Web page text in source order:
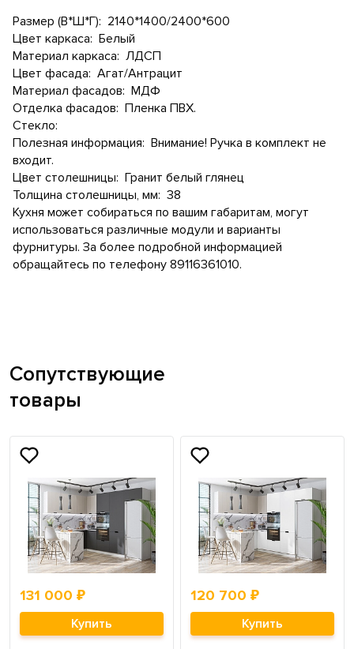
Размер (В*Ш*Г): 2140*1400/2400*600
Цвет каркаса: Белый
Материал каркаса: ЛДСП
Цвет фасада: Агат/Антрацит
Материал фасадов: МДФ
Отделка фасадов: Пленка ПВХ.
Стекло:
Полезная информация: Внимание! Ручка в комплект не
входит.
Цвет столешницы: Гранит белый глянец
Толщина столешницы, мм: 38
Кухня может собираться по вашим габаритам, могут
использоваться различные модули и варианты
фурнитуры. За более подробной информацией
обращайтесь по телефону 89116361010.
Сопутствующие
товары
131 000 ₽
Купить
120 700 ₽
Купить